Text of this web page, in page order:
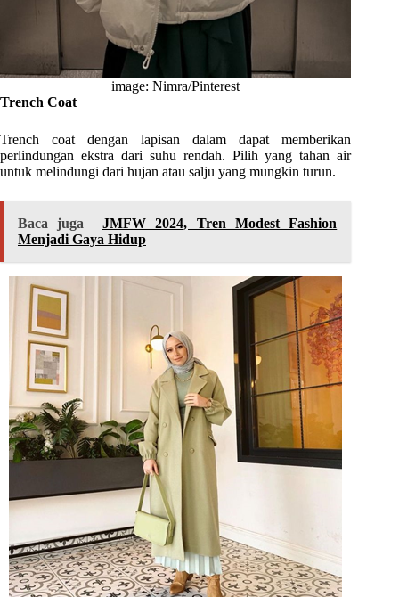
image: Nimra/Pinterest
Trench Coat
Trench coat dengan lapisan dalam dapat memberikan
perlindungan ekstra dari suhu rendah. Pilih yang tahan air
untuk melindungi dari hujan atau salju yang mungkin turun.
Baca juga
JMFW 2024, Tren Modest Fashion
Menjadi Gaya Hidup